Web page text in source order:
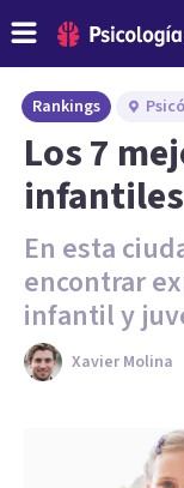
Rankings
Los 7
En esta
encontrar
infantil y
Xavier Molina